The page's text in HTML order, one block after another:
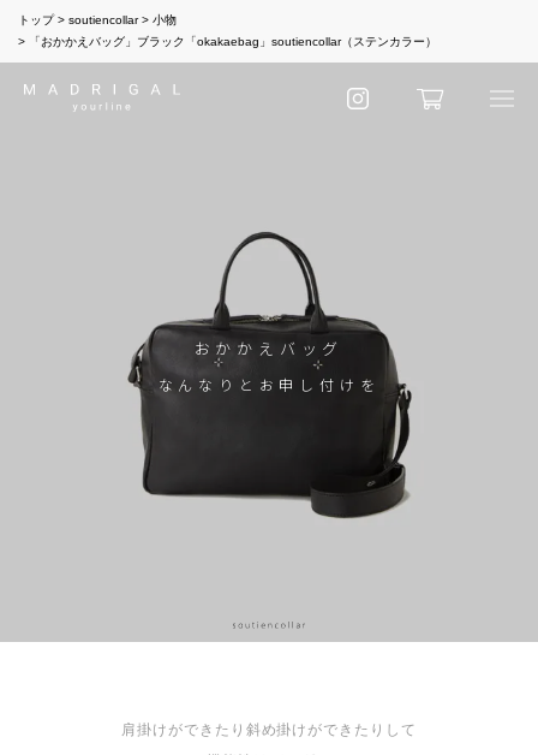
トップ soutiencollar
小物
「おかかえバッグ」ブラック「okakaebag」soutiencollar（ステンカラー）
おかかえバッグ
なんなりとお申し付けを
肩掛けができたり斜め掛けができたりして